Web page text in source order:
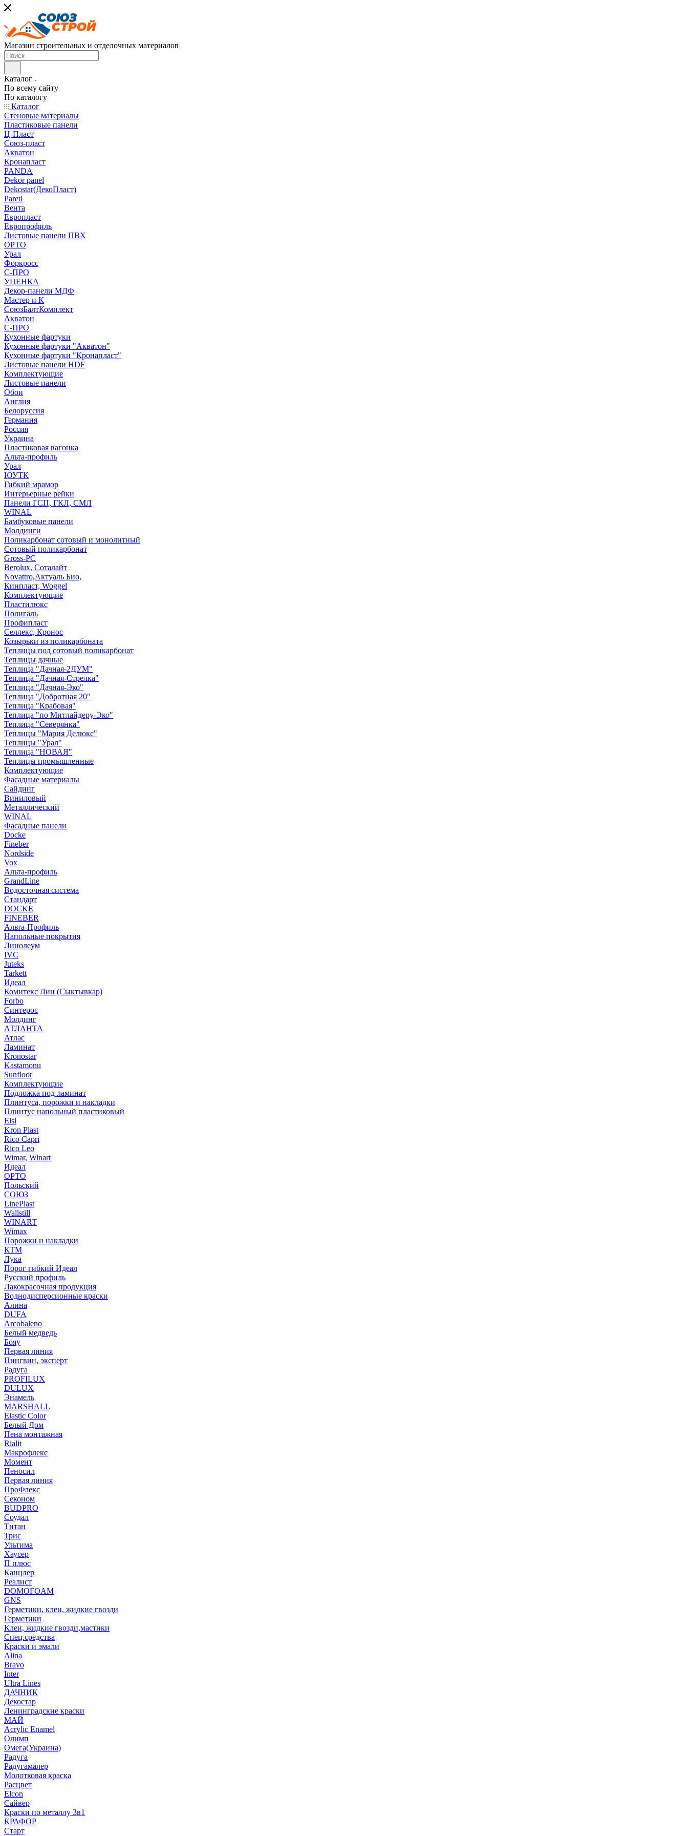
Магазин строительных и отделочных материалов
Каталог
По всему сайту
По каталогу
Каталог
Стеновые материалы
Пластиковые панели
Ц-Пласт
Союз-пласт
Акватон
Кронапласт
PANDA
Dekor panel
Dekostar(ДекоПласт)
Pareti
Вента
Европласт
Европрофиль
Листовые панели ПВХ
ОРТО
Урал
Форкросс
С-ПРО
УЦЕНКА
Декор-панели МДФ
Мастер и К
СоюзБалтКомплект
Акватон
С-ПРО
Кухонные фартуки
Кухонные фартуки "Акватон"
Кухонные фартуки "Кронапласт"
Листовые панели HDF
Комплектующие
Листовые панели
Обои
Англия
Белоруссия
Германия
Россия
Украина
Пластиковая вагонка
Альта-профиль
Урал
ЮУТК
Гибкий мрамор
Интерьерные рейки
Панели ГСП, ГКЛ, СМЛ
WINAL
Бамбуковые панели
Молдинги
Поликарбонат сотовый и монолитный
Сотовый поликарбонат
Gross-PC
Berolux, Соталайт
Novattro,Актуаль Био,
Кинпласт, Woggel
Комплектующие
Пластилюкс
Полигаль
Профипласт
Селлекс, Кронос
Козырьки из поликарбоната
Теплицы под сотовый поликарбонат
Теплицы дачные
Теплица "Дачная-2ДУМ"
Теплица "Дачная-Стрелка"
Теплица "Дачная-Эко"
Теплица "Добротная 20"
Теплица "Крабовая"
Теплица "по Митлайдеру-Эко"
Теплица "Северянка"
Теплицы "Мария Делюкс"
Теплицы "Урал"
Теплица "НОВАЯ"
Теплицы промышленные
Комплектующие
Фасадные материалы
Сайдинг
Виниловый
Металлический
WINAL
Фасадные панели
Docke
Fineber
Nordside
Vox
Альта-профиль
GrandLine
Водосточная система
Стандарт
DOCKE
FINEBER
Альта-Профиль
Напольные покрытия
Линолеум
IVC
Juteks
Tarkett
Идеал
Комитекс Лин (Сыктывкар)
Forbo
Синтерос
Молдинг
АТЛАНТА
Атлас
Ламинат
Kronostar
Kastamonu
Sunfloor
Комплектующие
Подложка под ламинат
Плинтуса, порожки и накладки
Плинтус напольный пластиковый
Elsi
Kron Plast
Rico Capri
Rico Leo
Wimar, Winart
Идеал
ОРТО
Польский
СОЮЗ
LinePlast
Wallstill
WINART
Wimax
Порожки и накладки
КТМ
Лука
Порог гибкий Идеал
Русский профиль
Лакокрасочная продукция
Воднодисперсионные краски
Алина
DUFA
Arcobaleno
Белый медведь
Бояу
Первая линия
Пингвин, эксперт
Радуга
PROFILUX
DULUX
Энамель
MARSHALL
Elastic Color
Белый Дом
Пена монтажная
Rialit
Макрофлекс
Момент
Пеносил
Первая линия
ПроФлекс
Секоном
BUDPRO
Соудал
Титан
Трис
Ультима
Хаусер
П плюс
Канцлер
Реалист
DOMOFOAM
GNS
Герметики, клеи, жидкие гвозди
Герметики
Клеи, жидкие гвозди,мастики
Спец.средства
Краски и эмали
Alina
Bravo
Inter
Ultra Lines
ДАЧНИК
Декостар
Ленинградские краски
МАЙ
Acrylic Enamel
Олимп
Омега(Украина)
Радуга
Радугамалер
Молотковая краска
Расцвет
Elcon
Сайвер
Краски по металлу 3в1
КРАФОР
Старт